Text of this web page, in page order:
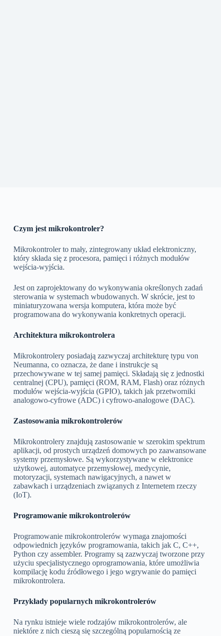
Czym jest mikrokontroler?
Mikrokontroler to mały, zintegrowany układ elektroniczny,
który składa się z procesora, pamięci i różnych modułów
wejścia-wyjścia.
Jest on zaprojektowany do wykonywania określonych zadań
sterowania w systemach wbudowanych. W skrócie, jest to
miniaturyzowana wersja komputera, która może być
programowana do wykonywania konkretnych operacji.
Architektura mikrokontrolera
Mikrokontrolery posiadają zazwyczaj architekturę typu von
Neumanna, co oznacza, że dane i instrukcje są
przechowywane w tej samej pamięci. Składają się z jednostki
centralnej (CPU), pamięci (ROM, RAM, Flash) oraz różnych
modułów wejścia-wyjścia (GPIO), takich jak przetworniki
analogowo-cyfrowe (ADC) i cyfrowo-analogowe (DAC).
Zastosowania mikrokontrolerów
Mikrokontrolery znajdują zastosowanie w szerokim spektrum
aplikacji, od prostych urządzeń domowych po zaawansowane
systemy przemysłowe. Są wykorzystywane w elektronice
użytkowej, automatyce przemysłowej, medycynie,
motoryzacji, systemach nawigacyjnych, a nawet w
zabawkach i urządzeniach związanych z Internetem rzeczy
(IoT).
Programowanie mikrokontrolerów
Programowanie mikrokontrolerów wymaga znajomości
odpowiednich języków programowania, takich jak C, C++,
Python czy assembler. Programy są zazwyczaj tworzone przy
użyciu specjalistycznego oprogramowania, które umożliwia
kompilację kodu źródłowego i jego wgrywanie do pamięci
mikrokontrolera.
Przykłady popularnych mikrokontrolerów
Na rynku istnieje wiele rodzajów mikrokontrolerów, ale
niektóre z nich cieszą się szczególną popularnością ze